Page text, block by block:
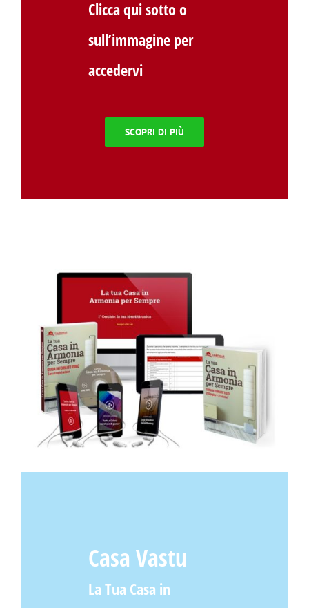
Clicca qui sotto o
sull’immagine per
accedervi
SCOPRI DI PIÙ
Casa Vastu
La Tua Casa in